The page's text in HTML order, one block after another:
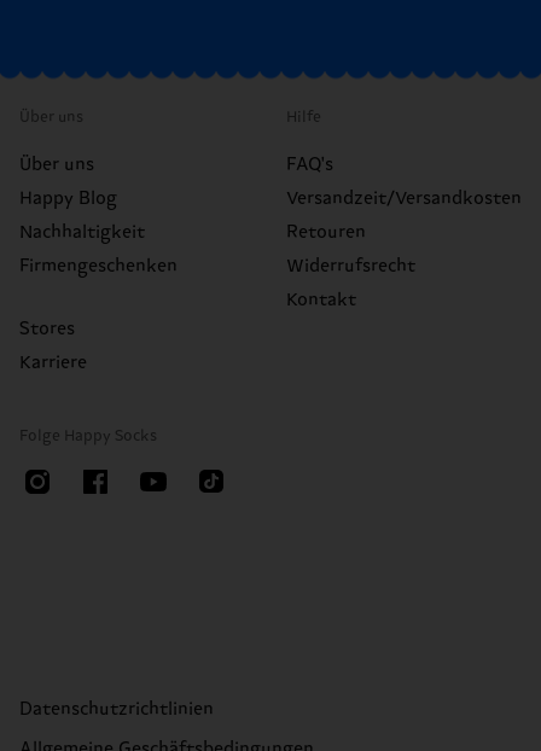
Über uns
Über uns
Happy Blog
Nachhaltigkeit
Firmengeschenken
Stores
Karriere
Hilfe
FAQ's
Versandzeit/Versandkosten
Retouren
Widerrufsrecht
Kontakt
Folge Happy Socks
Datenschutzrichtlinien